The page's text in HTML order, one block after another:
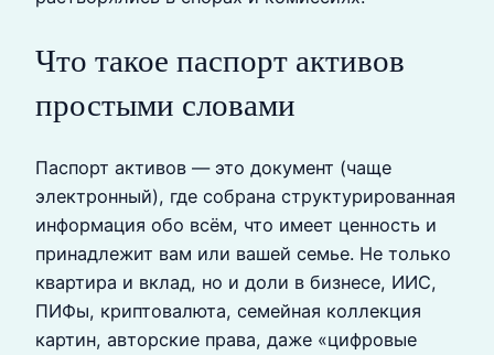
Что такое паспорт активов
простыми словами
Паспорт активов — это документ (чаще
электронный), где собрана структурированная
информация обо всём, что имеет ценность и
принадлежит вам или вашей семье. Не только
квартира и вклад, но и доли в бизнесе, ИИС,
ПИФы, криптовалюта, семейная коллекция
картин, авторские права, даже «цифровые